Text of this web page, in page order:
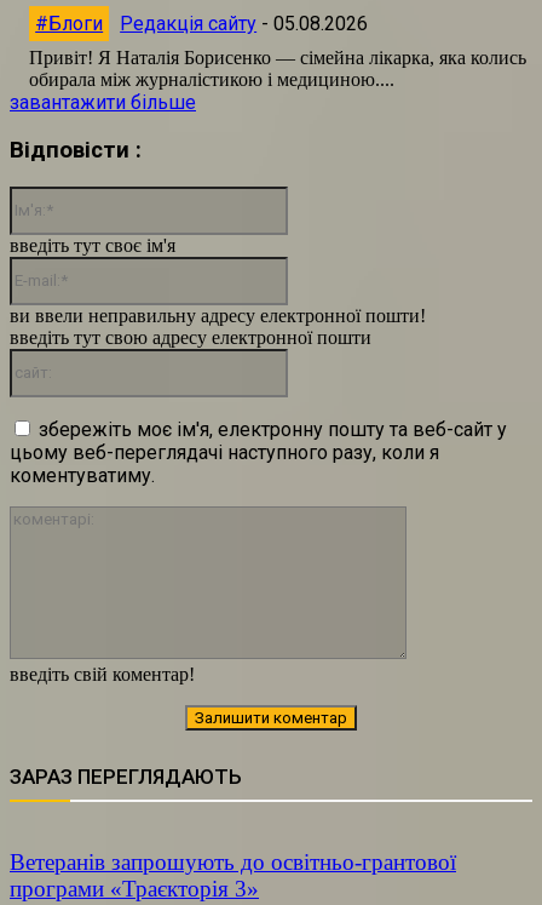
#Блоги Редакція сайту - 05.08.2026
Привіт! Я Наталія Борисенко — сімейна лікарка, яка колись
обирала між журналістикою і медициною....
завантажити більше
Відповісти :
введіть свій коментар!
введіть тут своє ім'я
ви ввели неправильну адресу електронної пошти!
введіть тут свою адресу електронної пошти
збережіть моє ім'я, електронну пошту та веб-сайт у
цьому веб-переглядачі наступного разу, коли я
коментуватиму.
ЗАРАЗ ПЕРЕГЛЯДАЮТЬ
Ветеранів запрошують до освітньо-грантової
програми «Траєкторія 3»